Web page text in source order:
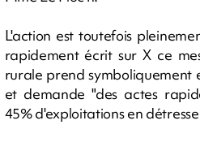
L'action est toutefois
rapidement écrit sur X ce
rurale prend symboliquement
et demande "des actes
45% d'exploitations en